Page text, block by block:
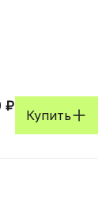
₽
Купить